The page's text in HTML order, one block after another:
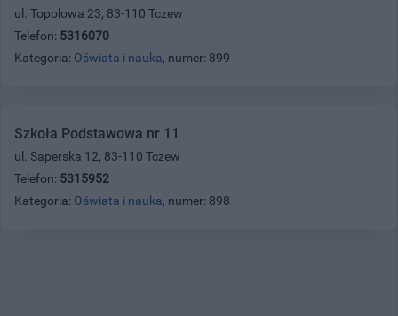
ul. Topolowa 23, 83-110 Tczew
Telefon: 5316070
Kategoria: Oświata i nauka, numer: 899
Szkoła Podstawowa nr 11
ul. Saperska 12, 83-110 Tczew
Telefon: 5315952
Kategoria: Oświata i nauka, numer: 898